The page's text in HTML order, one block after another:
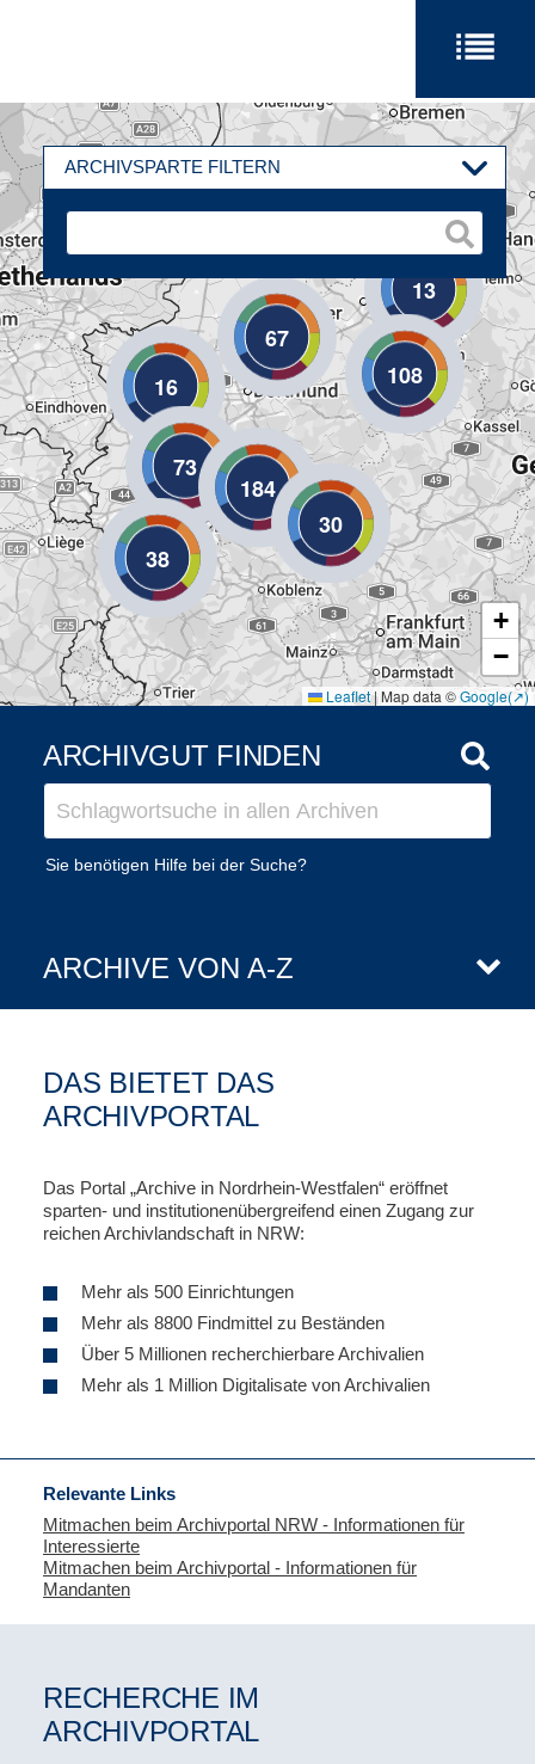
ARCHIVGUT FINDEN
Sie benötigen Hilfe bei der Suche?
ARCHIVSPARTE FILTERN
13
38
16
30
67
73
108
184
+
−
Leaflet|Map data ©Google
ARCHIVE VON A-Z
DAS BIETET DAS
ARCHIVPORTAL
Das Portal „Archive in Nordrhein-Westfalen“ eröffnet
sparten- und institutionenübergreifend einen Zugang zur
reichen Archivlandschaft in NRW:
Mehr als 500 Einrichtungen
Mehr als 8800 Findmittel zu Beständen
Über 5 Millionen recherchierbare Archivalien
Mehr als 1 Million Digitalisate von Archivalien
Relevante Links
Mitmachen beim Archivportal NRW - Informationen für
Interessierte
Mitmachen beim Archivportal - Informationen für
Mandanten
RECHERCHE IM
ARCHIVPORTAL